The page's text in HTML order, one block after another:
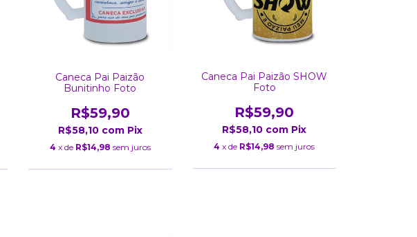
Caneca Pai Paizão
Bunitinho Foto
R$59,90
R$58,10 com Pix
4 x de R$14,98 sem juros
Caneca Pai Paizão SHOW
Foto
R$59,90
R$58,10 com Pix
4 x de R$14,98 sem juros